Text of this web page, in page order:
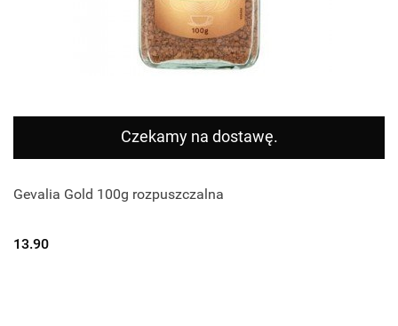
Czekamy na dostawę.
Gevalia Gold 100g rozpuszczalna
13.90